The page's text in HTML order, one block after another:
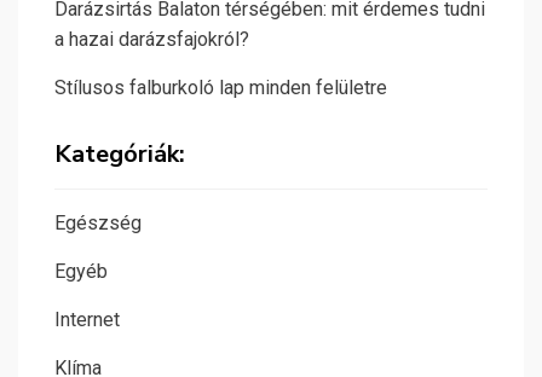
Darázsirtás Balaton térségében: mit érdemes tudni
a hazai darázsfajokról?
Stílusos falburkoló lap minden felületre
Kategóriák:
Egészség
Egyéb
Internet
Klíma